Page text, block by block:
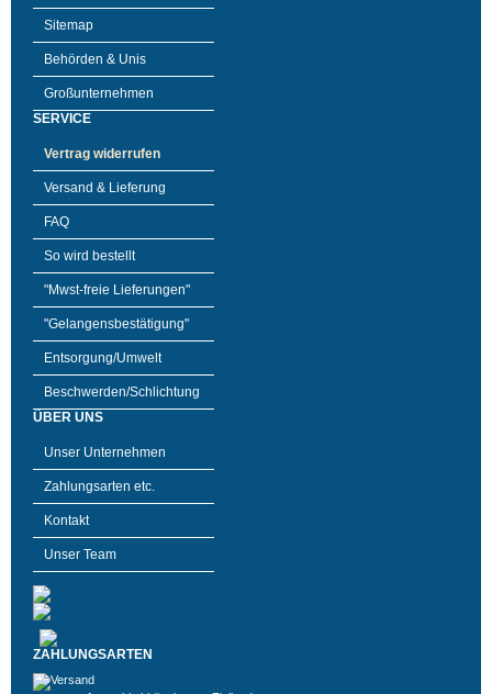
Sitemap
Behörden & Unis
Großunternehmen
SERVICE
Vertrag widerrufen
Versand & Lieferung
FAQ
So wird bestellt
"Mwst-freie Lieferungen"
"Gelangensbestätigung"
Entsorgung/Umwelt
Beschwerden/Schlichtung
ÜBER UNS
Unser Unternehmen
Zahlungsarten etc.
Kontakt
Unser Team
ZAHLUNGSARTEN